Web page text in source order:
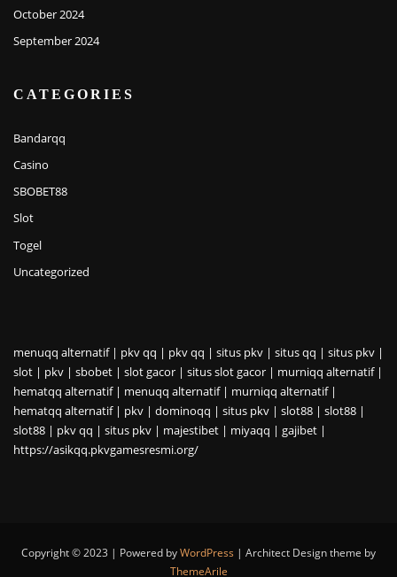
October 2024
September 2024
CATEGORIES
Bandarqq
Casino
SBOBET88
Slot
Togel
Uncategorized
menuqq alternatif| pkv qq | pkv qq | situs pkv | situs qq | situs pkv |
slot | pkv | sbobet | slot gacor | situs slot gacor | murniqq alternatif|
hematqq alternatif| menuqq alternatif| murniqq alternatif|
hematqq alternatif| pkv | dominoqq | situs pkv | slot88 | slot88 |
slot88 | pkv qq | situs pkv | majestibet | miyaqq | gajibet |
https://asikqq.pkvgamesresmi.org/
Copyright © 2023 | Powered byWordPress | Architect Design theme by
ThemeArile